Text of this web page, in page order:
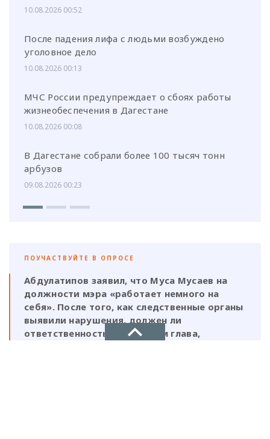
10.08.2026 00:52
После падения лифа с людьми возбуждено
уголовное дело
10.08.2026 00:13
МЧС России предупреждает о сбоях работы
жизнеобеспечения в Дагестане
10.08.2026 00:08
В Дагестане собрали более 100 тысяч тонн
арбузов
09.08.2026 00:23
ПОУЧАСТВУЙТЕ В ОПРОСЕ
Абдулатипов заявил, что Муса Мусаев на
должности мэра «работает немного на
себя». После того, как следственные органы
выявили нарушения, должен ли
ответственность нести и сам глава,